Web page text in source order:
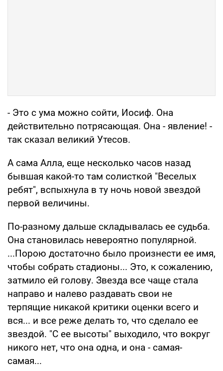
- Это с ума можно сойти, Иосиф. Она
действительно потрясающая. Она - явление! -
так сказал великий Утесов.
А сама Алла, еще несколько часов назад
бывшая какой-то там солисткой "Веселых
ребят", вспыхнула в ту ночь новой звездой
первой величины.
По-разному дальше складывалась ее судьба.
Она становилась невероятно популярной.
...Порою достаточно было произнести ее имя,
чтобы собрать стадионы... Это, к сожалению,
затмило ей голову. Звезда все чаще стала
направо и налево раздавать свои не
терпящие никакой критики оценки всего и
вся... и все реже делать то, что сделало ее
звездой. "С ее высоты" выходило, что вокруг
никого нет, что она одна, и она - самая-
самая...